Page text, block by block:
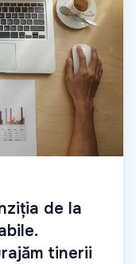
de la
tinerii